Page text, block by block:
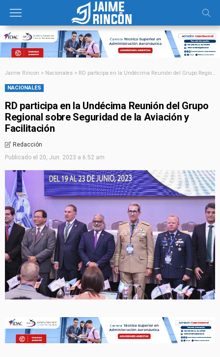
Jaime Rincon > Nacionales > RD participa en la Undécima Reunión del Grupo Regional sobre Seguridad de la Aviación y Facilitación
NACIONALES
RD participa en la Undécima Reunión del Grupo
Regional sobre Seguridad de la Aviación y
Facilitación
Redacción
Publicado el 20, Jun. 2023 a 6:52 am